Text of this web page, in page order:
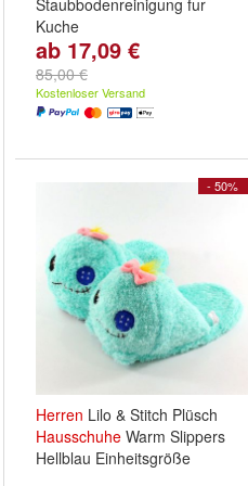
Staubbodenreinigung fur
Kuche
Farbe:Rosenrot
Rosa
ab 17,09 €
85,00 €
Kostenloser Versand
- 50%
Herren Lilo & Stitch Plüsch
Hausschuhe Warm Slippers
Hellblau Einheitsgröße